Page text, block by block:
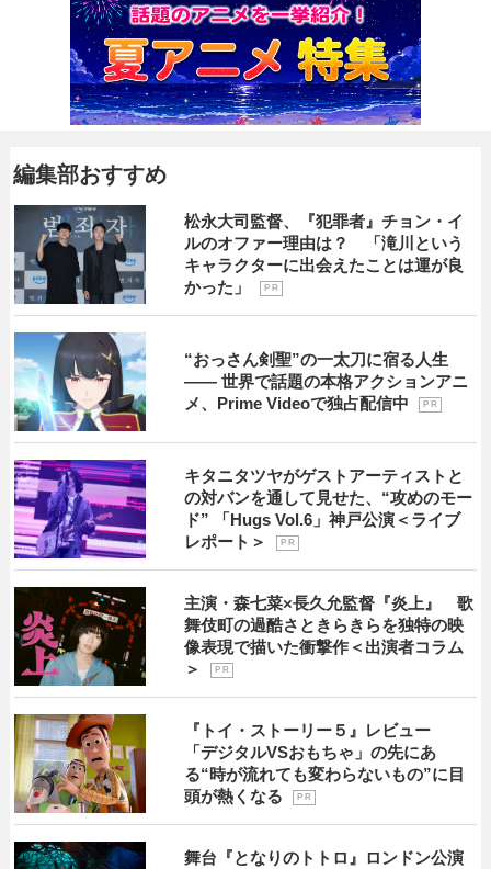
編集部おすすめ
松永大司監督、『犯罪者』チョン・イ
ルのオファー理由は？ 「滝川という
キャラクターに出会えたことは運が良
かった」
P R
“おっさん剣聖”の一太刀に宿る人生
―― 世界で話題の本格アクションアニ
メ、Prime Videoで独占配信中
P R
キタニタツヤがゲストアーティストと
の対バンを通して見せた、“攻めのモー
ド” 「Hugs Vol.6」神戸公演＜ライブ
レポート＞
P R
主演・森七菜×長久允監督『炎上』 歌
舞伎町の過酷さときらきらを独特の映
像表現で描いた衝撃作＜出演者コラム
＞
P R
『トイ・ストーリー５』レビュー
「デジタルVSおもちゃ」の先にあ
る“時が流れても変わらないもの”に目
頭が熱くなる
P R
舞台『となりのトトロ』ロンドン公演